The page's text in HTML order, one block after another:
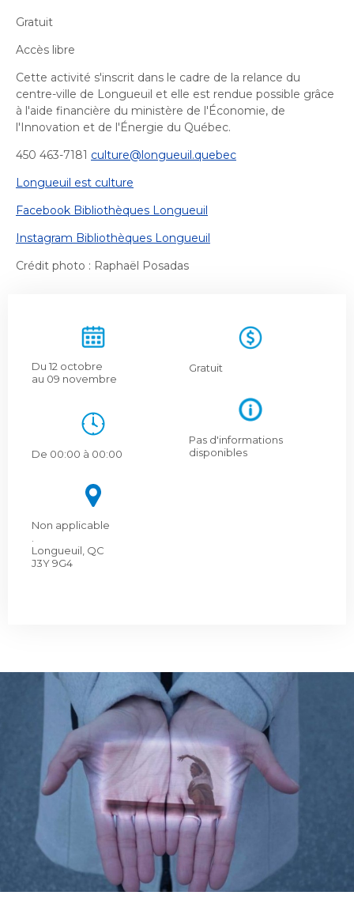
Bureau de l’éthique et de l’inspection
contractuelle
Bureau protecteur citoyen
Centre-ville de Longueuil
Centre-ville de Longueuil
Cour municipale et contravention
Cour municipale et contravention
Gouvernance et saine gestion
Office de participation publique de Longueuil
Ouvre
une
fenêtre
Politiques municipales
Politiques municipales
Réclamations
Vérificatrice générale
Vérificatrice générale
Gratuit
Accès libre
Cette activité s'inscrit dans le cadre de la relance du
centre-ville de Longueuil et elle est rendue possible grâce
à l'aide financière du ministère de l'Économie, de
l'Innovation et de l'Énergie du Québec.
450 463-7181 culture@longueuil.quebec
Longueuil est culture
Facebook Bibliothèques Longueuil
Instagram Bibliothèques Longueuil
Crédit photo : Raphaël Posadas
Du 12 octobre
au 09 novembre
De 00:00 à 00:00
Gratuit
Pas d'informations
disponibles
Non applicable
Longueuil, QC
J3Y 9G4